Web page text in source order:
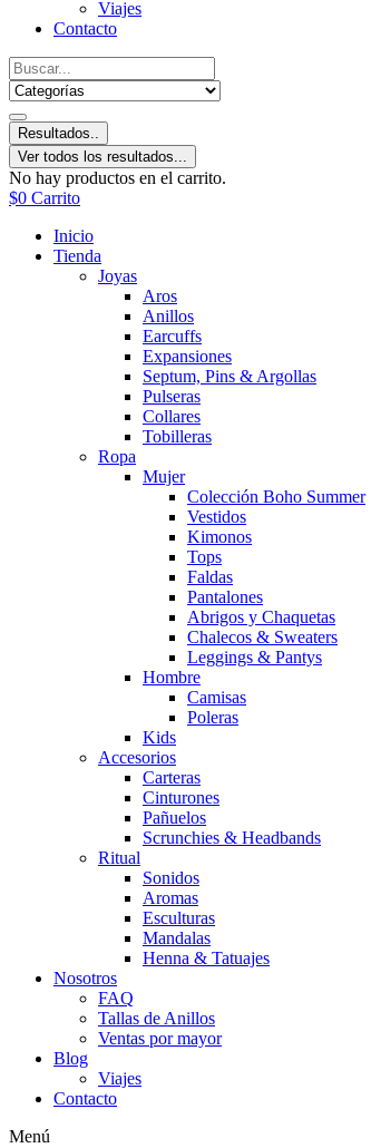
Viajes
Contacto
Resultados..
Ver todos los resultados...
No hay productos en el carrito.
$0 Carrito
Inicio
Tienda
Joyas
Aros
Anillos
Earcuffs
Expansiones
Septum, Pins & Argollas
Pulseras
Collares
Tobilleras
Ropa
Mujer
Colección Boho Summer
Vestidos
Kimonos
Tops
Faldas
Pantalones
Abrigos y Chaquetas
Chalecos & Sweaters
Leggings & Pantys
Hombre
Camisas
Poleras
Kids
Accesorios
Carteras
Cinturones
Pañuelos
Scrunchies & Headbands
Ritual
Sonidos
Aromas
Esculturas
Mandalas
Henna & Tatuajes
Nosotros
FAQ
Tallas de Anillos
Ventas por mayor
Blog
Viajes
Contacto
Menú